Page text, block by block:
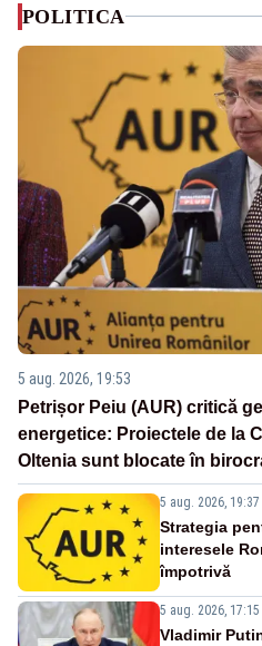
POLITICA
5 aug. 2026, 19:53
Petrișor Peiu (AUR) critică
energetice: Proiectele de la
Oltenia sunt blocate în
5 aug. 2026, 19:37
Strategia
interesele
împotrivă
5 aug. 2026, 17:15
Vladimir